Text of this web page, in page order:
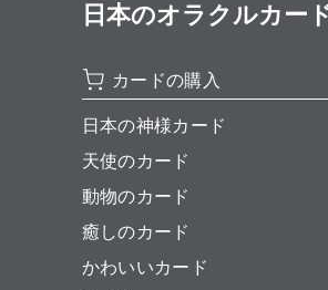
日本のオラクルカー
カードの購入
日本の神様カード
天使のカード
動物のカード
癒しのカード
かわいいカード